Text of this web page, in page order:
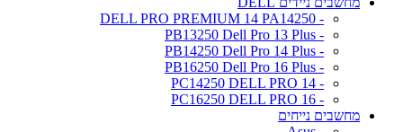
- DELL PRO PREMIUM 14 PA14250
- PB13250 Dell Pro 13 Plus
- PB14250 Dell Pro 14 Plus
- PB16250 Dell Pro 16 Plus
- PC14250 DELL PRO 14
- PC16250 DELL PRO 16
מחשבים נייחים